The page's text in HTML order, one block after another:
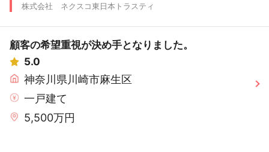
株式会社 ネクスコ東日本トラスティ
顧客の希望重視が決め手となりました。
5.0
神奈川県川崎市麻生区
一戸建て
5,500万円